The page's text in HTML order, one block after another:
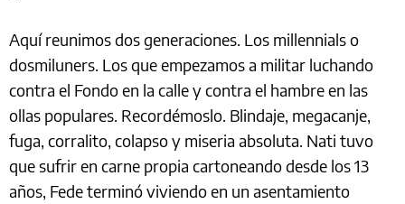
Aquí reunimos dos generaciones. Los millennials o
dosmiluners. Los que empezamos a militar luchando
contra el Fondo en la calle y contra el hambre en las
ollas populares. Recordémoslo. Blindaje, megacanje,
fuga, corralito, colapso y miseria absoluta. Nati tuvo
que sufrir en carne propia cartoneando desde los 13
años, Fede terminó viviendo en un asentamiento